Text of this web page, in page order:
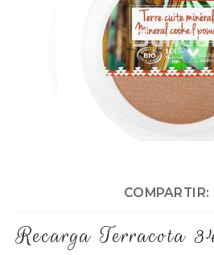
COMPARTIR:
Recarga Terracota